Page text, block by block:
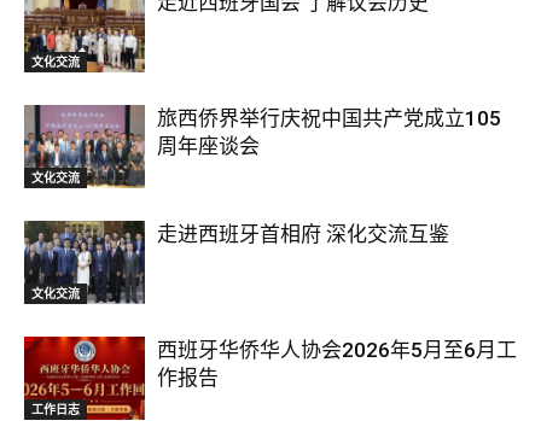
文化交流
文化交流
旅西侨界举行庆祝中国共产党成立105
周年座谈会
文化交流
走进西班牙首相府 深化交流互鉴
工作日志
西班牙华侨华人协会2026年5月至6月工
作报告